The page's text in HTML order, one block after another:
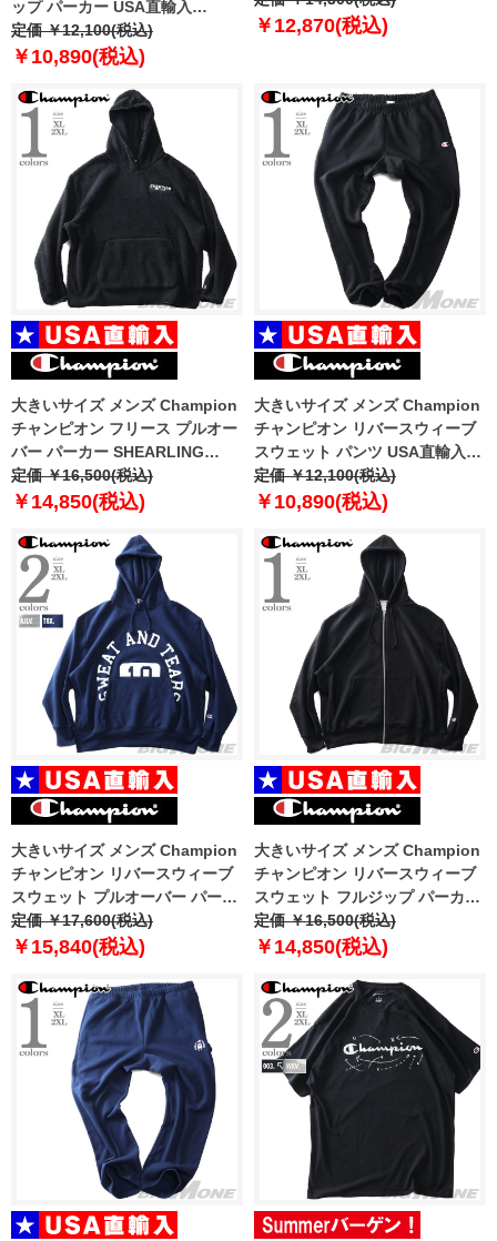
ップ パーカー USA直輸入
s0891x-407d55
定価 ￥12,100(税込)
￥10,890(税込)
￥12,870(税込)
大きいサイズ メンズ Champion
チャンピオン フリース プルオー
バー パーカー SHEARLING
HOODIE USA直輸入 s90228-
5865ab
定価 ￥16,500(税込)
￥14,850(税込)
大きいサイズ メンズ Champion
チャンピオン リバースウィーブ
スウェット パンツ USA直輸入
gf71-y6146
定価 ￥12,100(税込)
￥10,890(税込)
大きいサイズ メンズ Champion
チャンピオン リバースウィーブ
スウェット プルオーバー パーカ
ー USA直輸入 gf68-5861
定価 ￥17,600(税込)
￥15,840(税込)
大きいサイズ メンズ Champion
チャンピオン リバースウィーブ
スウェット フルジップ パーカー
USA直輸入 gf69-s4136
定価 ￥16,500(税込)
￥14,850(税込)